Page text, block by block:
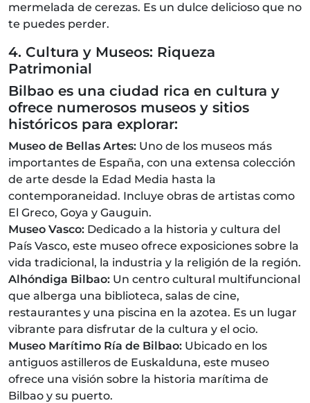
mermelada de cerezas. Es un dulce delicioso que no
te puedes perder.
4. Cultura y Museos: Riqueza
Patrimonial
Bilbao es una ciudad rica en cultura y
ofrece numerosos museos y sitios
históricos para explorar:
Museo de Bellas Artes: Uno de los museos más
importantes de España, con una extensa colección
de arte desde la Edad Media hasta la
contemporaneidad. Incluye obras de artistas como
El Greco, Goya y Gauguin.
Museo Vasco: Dedicado a la historia y cultura del
País Vasco, este museo ofrece exposiciones sobre la
vida tradicional, la industria y la religión de la región.
Alhóndiga Bilbao: Un centro cultural multifuncional
que alberga una biblioteca, salas de cine,
restaurantes y una piscina en la azotea. Es un lugar
vibrante para disfrutar de la cultura y el ocio.
Museo Marítimo Ría de Bilbao: Ubicado en los
antiguos astilleros de Euskalduna, este museo
ofrece una visión sobre la historia marítima de
Bilbao y su puerto.